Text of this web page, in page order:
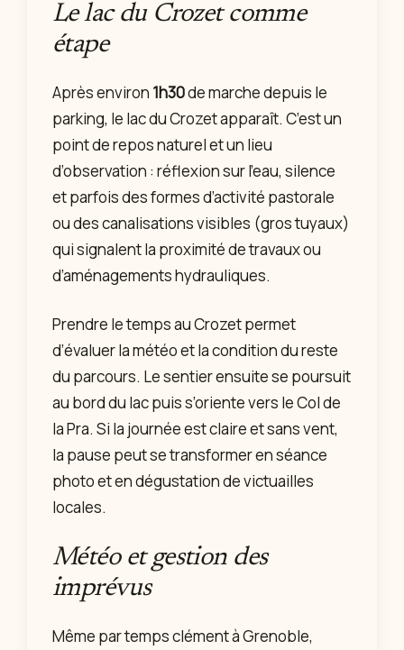
Le lac du Crozet comme
étape
Après environ 1h30de marche depuis le
parking, le lac du Crozet apparaît. C’est un
point de repos naturel et un lieu
d’observation : réflexion sur l’eau, silence
et parfois des formes d’activité pastorale
ou des canalisations visibles (gros tuyaux)
qui signalent la proximité de travaux ou
d’aménagements hydrauliques.
Prendre le temps au Crozet permet
d’évaluer la météo et la condition du reste
du parcours. Le sentier ensuite se poursuit
au bord du lac puis s’oriente vers le Col de
la Pra. Si la journée est claire et sans vent,
la pause peut se transformer en séance
photo et en dégustation de victuailles
locales.
Météo et gestion des
imprévus
Même par temps clément à Grenoble,